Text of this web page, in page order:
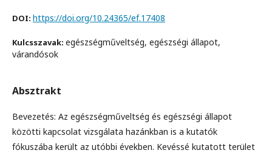
DOI: https://doi.org/10.24365/ef.17408
Kulcsszavak: egészségműveltség, egészségi állapot,
várandósok
Absztrakt
Bevezetés: Az egészségműveltség és egészségi állapot
közötti kapcsolat vizsgálata hazánkban is a kutatók
fókuszába került az utóbbi években. Kevéssé kutatott terület